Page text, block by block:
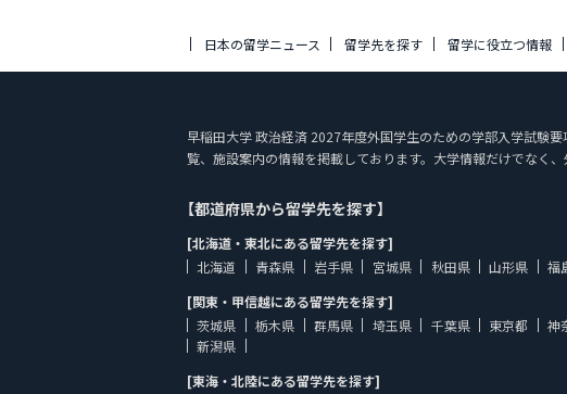
日本の留学ニュース 留学先を探す 留学に役立つ情報
早稲田大学 政治経済 2027年度外国学生のための学部入学試験
覧、施設案内の情報を掲載しております。大学情報だけでなく
【都道府県から留学先を探す】
[北海道・東北にある留学先を探す]
北海道
青森県 岩手県 宮城県 秋田県 山形県
福
[関東・甲信越にある留学先を探す]
茨城県
栃木県 群馬県 埼玉県 千葉県 東京都 神
新潟県
[東海・北陸にある留学先を探す]